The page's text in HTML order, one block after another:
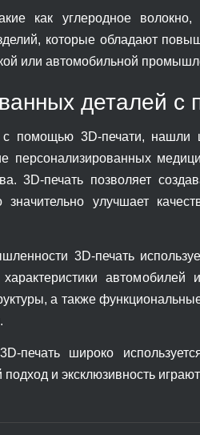
как углеродное волокно,
которые обладают
или автомобильной
деталей с
с помощью 3D-печати,
персонализированных
3D-печать позволяет
значительно улучшает
3D-печать
а также
печать широко
и эксклюзивность